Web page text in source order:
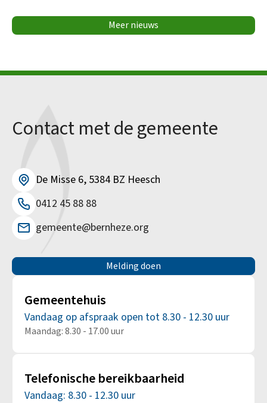
Meer nieuws
Contact met de gemeente
De Misse 6, 5384 BZ Heesch
0412 45 88 88
gemeente@bernheze.org
Melding doen
Gemeentehuis
Vandaag op afspraak open tot 8.30 - 12.30 uur
Maandag: 8.30 - 17.00 uur
Telefonische bereikbaarheid
Vandaag: 8.30 - 12.30 uur